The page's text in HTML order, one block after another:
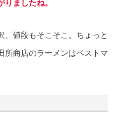
りましたね。
、値段もそこそこ。ちょっと
所商店のラーメンはベストマ